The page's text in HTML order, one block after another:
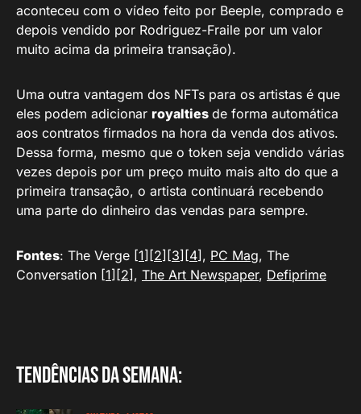
aconteceu com o vídeo feito por Beeple, comprado e
depois vendido por Rodriguez-Fraile por um valor
muito acima da primeira transação).
Uma outra vantagem dos NFTs para os artistas é que
eles podem adicionar royalties de forma automática
aos contratos firmados na hora da venda dos ativos.
Dessa forma, mesmo que o token seja vendido várias
vezes depois por um preço muito mais alto do que a
primeira transação, o artista continuará recebendo
uma parte do dinheiro das vendas para sempre.
Fontes: The Verge [1][2][3][4], PC Mag, The
Conversation [1][2], The Art Newspaper, Defiprime
Tendências da semana: